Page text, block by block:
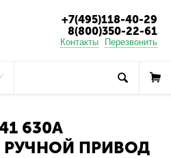
+7(495)118-40-29
8(800)350-22-61
Контакты Перезвонить
630А
ПРИВОД